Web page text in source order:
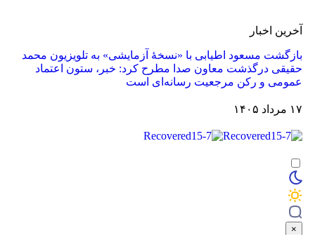
آخرین اخبار
بازگشت مسعود اطیابی با «نسخهٔ آزمایشی» به تلویزیون محمد
حقیقی درگذشت معاون صدا مطرح کرد: خبر، ستون اعتماد
عمومی و رکن مرجعیت رسانه‌ای است
۱۷ مرداد ۱۴۰۵
×